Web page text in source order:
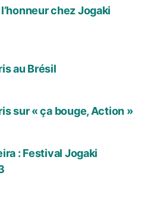
chez Jogaki
au Brésil
sur « ça bouge, Action »
: Festival Jogaki